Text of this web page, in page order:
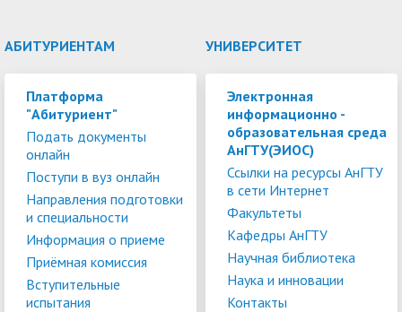
АБИТУРИЕНТАМ
Платформа
"Абитуриент"
Подать документы
онлайн
Поступи в вуз онлайн
Направления подготовки
и специальности
Информация о приеме
Приёмная комиссия
Вступительные
испытания
УНИВЕРСИТЕТ
Электронная
информационно -
образовательная среда
АнГТУ(ЭИОС)
Ссылки на ресурсы АнГТУ
в сети Интернет
Факультеты
Кафедры АнГТУ
Научная библиотека
Наука и инновации
Контакты